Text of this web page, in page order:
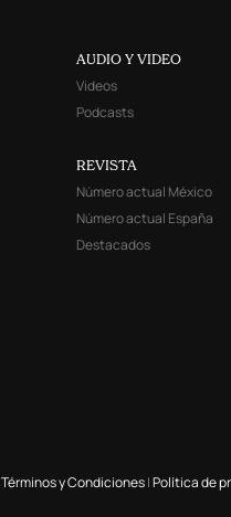
AUDIO Y VIDEO
Videos
Podcasts
REVISTA
Número actual México
Número actual España
Destacados
Términos y Condiciones|Política de